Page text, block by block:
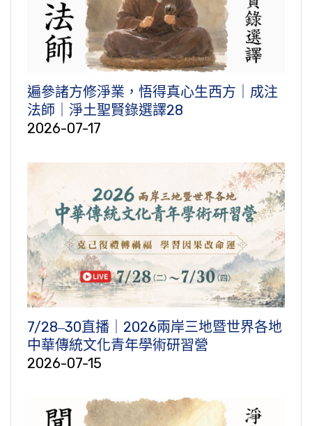
遍參諸方修淨業，悟得真心生西方｜成注
法師｜淨土聖賢錄選譯28
2026-07-17
7/28‒30直播｜2026兩岸三地暨世界各地
中華傳統文化青年學術研習營
2026-07-15